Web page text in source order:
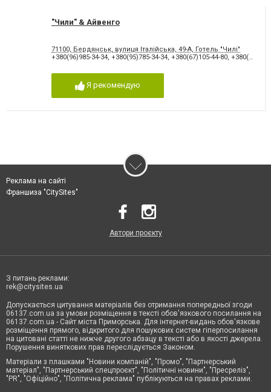
"Чили" & Айвенго
71100, Бердянськ, вулиця Італійська, 49-А, Готель "Чилі"
+380(96)985-34-34, +380(95)785-34-34, +380(67)105-44-80, +380(66)478-75-40
Я рекомендую
Реклама на сайті
Франшиза "CitySites"
Автори проєкту
З питань реклами:
rek@citysites.ua
Допускається цитування матеріалів без отримання попередньої згоди
06137.com.ua за умови розміщення в тексті обов'язкового посилання на
06137.com.ua - Сайт міста Приморська. Для інтернет-видань обов'язкове
розміщення прямого, відкритого для пошукових систем гіперпосилання
на цитовані статті не нижче другого абзацу в тексті або в якості джерела.
Порушення виняткових прав переслідується Законом.
Матеріали з плашками "Новини компаній", "Промо", "Партнерський
матеріал", "Партнерський спецпроєкт", "Політичні новини", "Пресреліз",
"PR", "Офіційно", "Політична реклама" публікуються на правах реклами.